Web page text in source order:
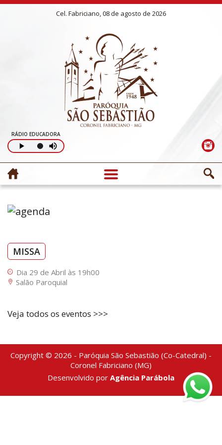
Cel. Fabriciano, 08 de agosto de 2026
RÁDIO EDUCADORA
MISSA
Dia 29 de Abril às 19h00
Salão Paroquial
Veja todos os eventos >>>
Copyright © 2026 - Paróquia São Sebastião (Co-Catedral) -
Coronel Fabriciano (MG)
Desenvolvido por Agência Parábola